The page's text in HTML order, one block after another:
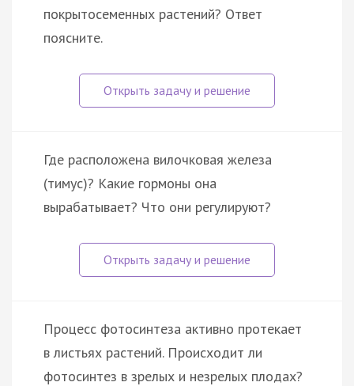
покрытосеменных растений? Ответ
поясните.
Где расположена вилочковая железа
(тимус)? Какие гормоны она
вырабатывает? Что они регулируют?
Процесс фотосинтеза активно протекает
в листьях растений. Происходит ли
фотосинтез в зрелых и незрелых плодах?